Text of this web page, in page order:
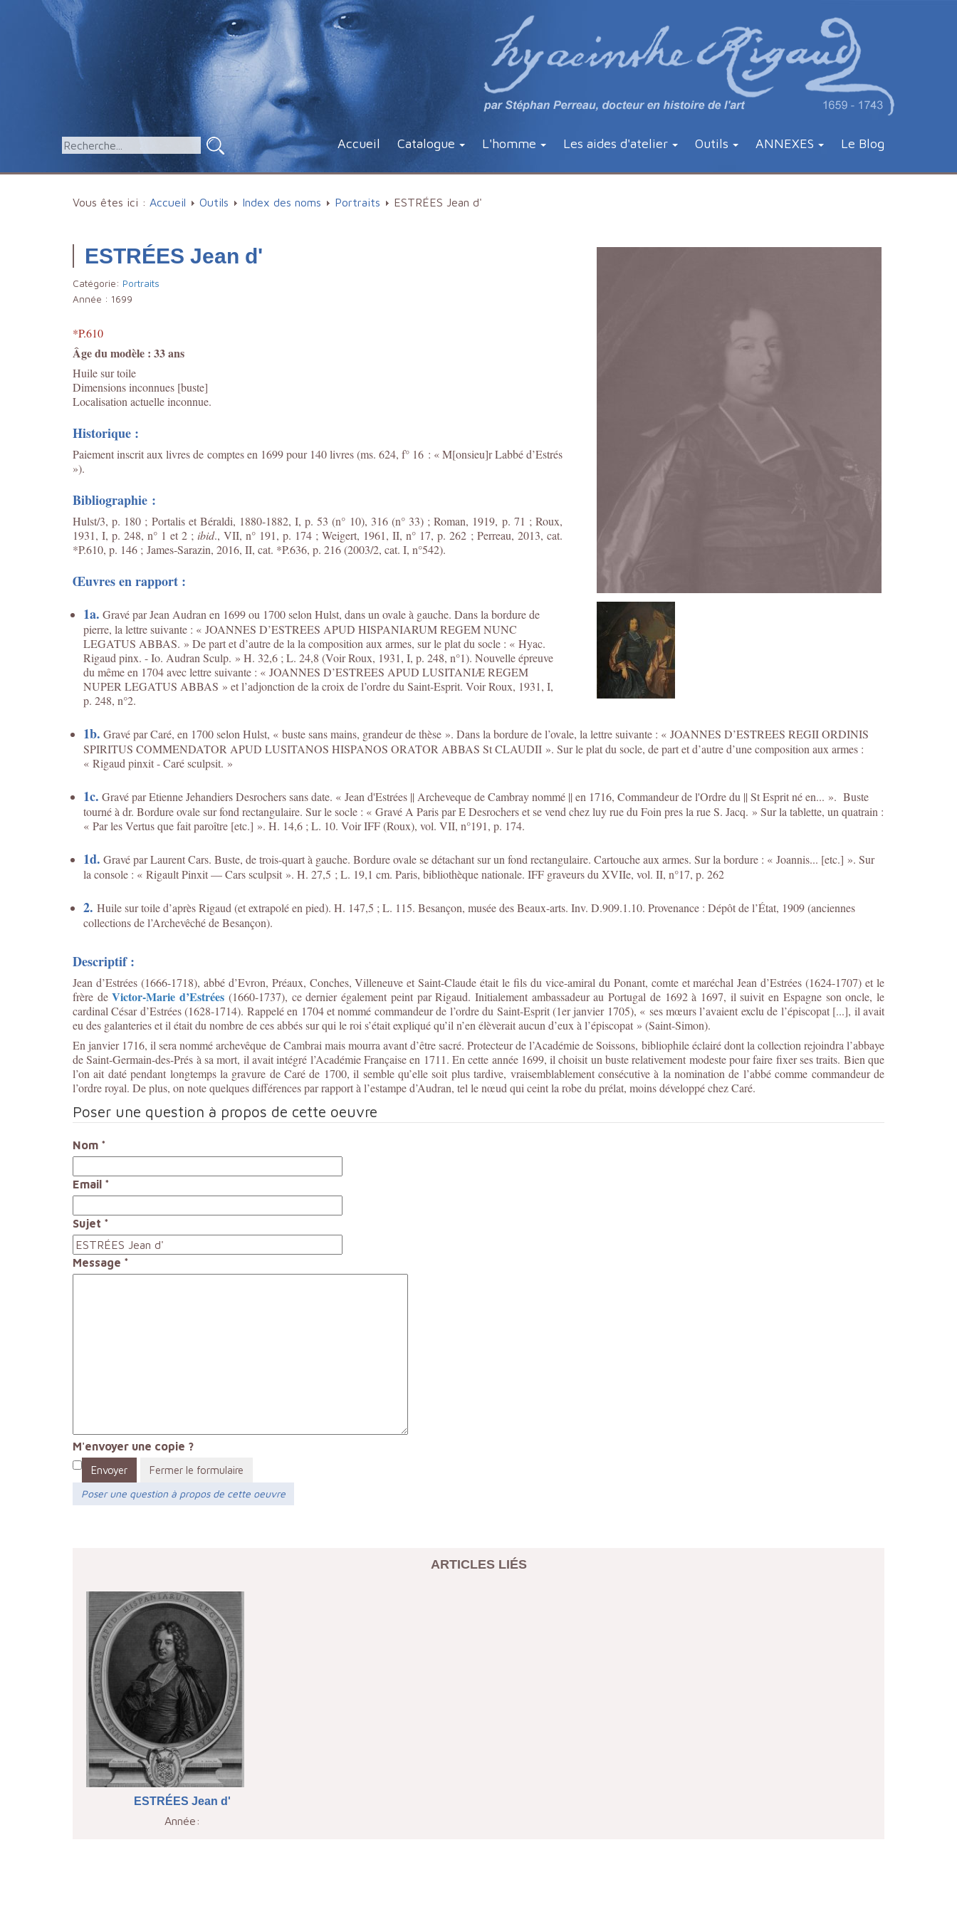
Accueil Catalogue L'homme Les aides d'atelier Outils ANNEXES Le Blog
Vous êtes ici : Accueil Outils Index des noms Portraits ESTRÉES Jean d'
ESTRÉES Jean d'
Catégorie: Portraits
Année : 1699
*P.610
Âge du modèle : 33 ans
Huile sur toile
Dimensions inconnues [buste]
Localisation actuelle inconnue.
Historique :
Paiement inscrit aux livres de comptes en 1699 pour 140 livres (ms. 624, f° 16 : « M[onsieu]r Labbé d’Estrés
»).
Bibliographie :
Hulst/3, p. 180 ; Portalis et Béraldi, 1880-1882, I, p. 53 (n° 10), 316 (n° 33) ; Roman, 1919, p. 71 ; Roux,
1931, I, p. 248, n° 1 et 2 ; ibid., VII, n° 191, p. 174 ; Weigert, 1961, II, n° 17, p. 262 ; Perreau, 2013, cat.
*P.610, p. 146 ; James-Sarazin, 2016, II, cat. *P.636, p. 216 (2003/2, cat. I, n°542).
Œuvres en rapport :
1a. Gravé par Jean Audran en 1699 ou 1700 selon Hulst, dans un ovale à gauche. Dans la bordure de
pierre, la lettre suivante : « JOANNES D’ESTREES APUD HISPANIARUM REGEM NUNC
LEGATUS ABBAS. » De part et d’autre de la la composition aux armes, sur le plat du socle : « Hyac.
Rigaud pinx. - Io. Audran Sculp. » H. 32,6 ; L. 24,8 (Voir Roux, 1931, I, p. 248, n°1). Nouvelle épreuve
du même en 1704 avec lettre suivante : « JOANNES D’ESTREES APUD LUSITANIÆ REGEM
NUPER LEGATUS ABBAS » et l’adjonction de la croix de l’ordre du Saint-Esprit. Voir Roux, 1931, I,
p. 248, n°2.
1b. Gravé par Caré, en 1700 selon Hulst, « buste sans mains, grandeur de thèse ». Dans la bordure de l’ovale, la lettre suivante : « JOANNES D’ESTREES REGII ORDINIS
SPIRITUS COMMENDATOR APUD LUSITANOS HISPANOS ORATOR ABBAS St CLAUDII ». Sur le plat du socle, de part et d’autre d’une composition aux armes :
« Rigaud pinxit - Caré sculpsit. »
1c. Gravé par Etienne Jehandiers Desrochers sans date. « Jean d'Estrées || Archeveque de Cambray nommé || en 1716, Commandeur de l'Ordre du || St Esprit né en... ». Buste
tourné à dr. Bordure ovale sur fond rectangulaire. Sur le socle : « Gravé A Paris par E Desrochers et se vend chez luy rue du Foin pres la rue S. Jacq. » Sur la tablette, un quatrain :
« Par les Vertus que fait paroître [etc.] ». H. 14,6 ; L. 10. Voir IFF (Roux), vol. VII, n°191, p. 174.
1d. Gravé par Laurent Cars. Buste, de trois-quart à gauche. Bordure ovale se détachant sur un fond rectangulaire. Cartouche aux armes. Sur la bordure : « Joannis... [etc.] ». Sur
la console : « Rigault Pinxit — Cars sculpsit ». H. 27,5 ; L. 19,1 cm. Paris, bibliothèque nationale. IFF graveurs du XVIIe, vol. II, n°17, p. 262
2. Huile sur toile d’après Rigaud (et extrapolé en pied). H. 147,5 ; L. 115. Besançon, musée des Beaux-arts. Inv. D.909.1.10. Provenance : Dépôt de l’État, 1909 (anciennes
collections de l’Archevêché de Besançon).
Descriptif :
Jean d’Estrées (1666-1718), abbé d’Evron, Préaux, Conches, Villeneuve et Saint-Claude était le fils du vice-amiral du Ponant, comte et maréchal Jean d’Estrées (1624-1707) et le
frère deVictor-Marie d’Estrées (1660-1737), ce dernier également peint par Rigaud. Initialement ambassadeur au Portugal de 1692 à 1697, il suivit en Espagne son oncle, le
cardinal César d’Estrées (1628-1714). Rappelé en 1704 et nommé commandeur de l’ordre du Saint-Esprit (1er janvier 1705), « ses mœurs l’avaient exclu de l’épiscopat [...], il avait
eu des galanteries et il était du nombre de ces abbés sur qui le roi s’était expliqué qu’il n’en élèverait aucun d’eux à l’épiscopat » (Saint-Simon).
En janvier 1716, il sera nommé archevêque de Cambrai mais mourra avant d’être sacré. Protecteur de l’Académie de Soissons, bibliophile éclairé dont la collection rejoindra l’abbaye
de Saint-Germain-des-Prés à sa mort, il avait intégré l’Académie Française en 1711. En cette année 1699, il choisit un buste relativement modeste pour faire fixer ses traits. Bien que
l’on ait daté pendant longtemps la gravure de Caré de 1700, il semble qu’elle soit plus tardive, vraisemblablement consécutive à la nomination de l’abbé comme commandeur de
l’ordre royal. De plus, on note quelques différences par rapport à l’estampe d’Audran, tel le nœud qui ceint la robe du prélat, moins développé chez Caré.
Poser une question à propos de cette oeuvre
Nom *
Email *
Sujet *
Message *
M'envoyer une copie ?
Envoyer
Fermer le formulaire
Poser une question à propos de cette oeuvre
ARTICLES LIÉS
ESTRÉES Jean d'
Année: